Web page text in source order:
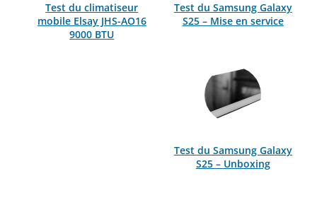
Test du climatiseur
mobile Elsay JHS-AO16
9000 BTU
Test du Samsung Galaxy
S25 – Mise en service
Test du Samsung Galaxy
S25 – Unboxing